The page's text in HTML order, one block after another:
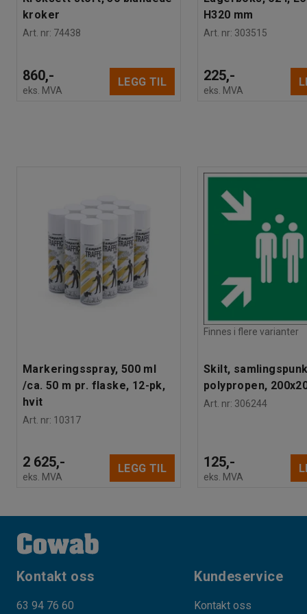
kroker
Art. nr: 74438
860,-
eks. MVA
LEGG TIL
H320 mm
Art. nr: 303515
225,-
eks. MVA
Markeringsspray, 500 ml
/ca. 50 m pr. flaske, 12-pk,
hvit
Art. nr: 10317
2 625,-
eks. MVA
LEGG TIL
Finnes i flere varianter
Skilt,
polypropen,
Art. nr: 306244
125,-
eks. MVA
Kontakt oss
63 94 76 60
Kundeservice
Kontakt oss